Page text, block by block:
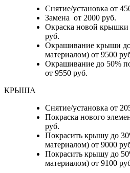
Снятие/установка от
Замена от 2000 руб.
Окраска новой крышки
руб.
Окрашивание крыши
материалом) от 9500
Окрашивание до 50%
от 9550 руб.
КРЫША
Снятие/установка от
Покраска нового
руб.
Покрасить крышу до
материалом) от 9000
Покрасить крышу до
материалом) от 9100